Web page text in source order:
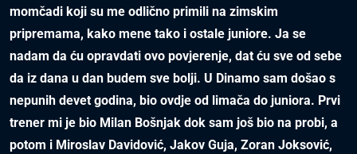
momčadi koji su me odlično primili na zimskim
pripremama, kako mene tako i ostale juniore. Ja se
nadam da ću opravdati ovo povjerenje, dat ću sve od sebe
da iz dana u dan budem sve bolji. U Dinamo sam došao s
nepunih devet godina, bio ovdje od limača do juniora. Prvi
trener mi je bio Milan Bošnjak dok sam još bio na probi, a
potom i Miroslav Davidović, Jakov Guja, Zoran Joksović,